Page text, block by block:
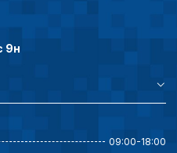
9н
09:00-18:00